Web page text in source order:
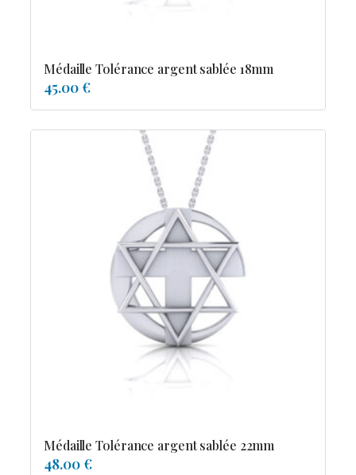
Médaille Tolérance argent sablée 18mm
45.00 €
Médaille Tolérance argent sablée 22mm
48.00 €